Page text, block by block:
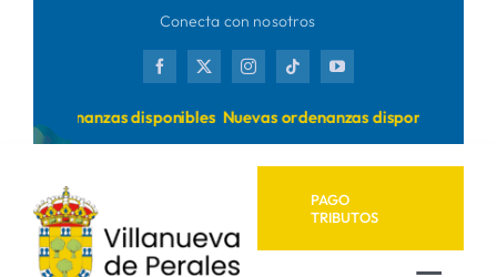
Conecta con nosotros
ordenanzas disponibles Nuevas ordenanzas disponibles
PAGO
TRIBUTOS